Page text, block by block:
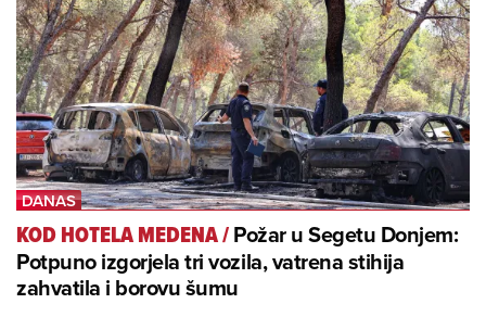
KOD HOTELA MEDENA/Požar u Segetu Donjem:
Potpuno izgorjela tri vozila, vatrena stihija
zahvatila i borovu šumu